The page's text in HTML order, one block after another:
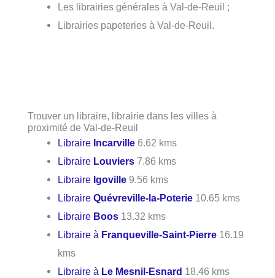
Les librairies générales à Val-de-Reuil ;
Librairies papeteries à Val-de-Reuil.
Trouver un libraire, librairie dans les villes à
proximité de Val-de-Reuil
Libraire Incarville 6.62 kms
Libraire Louviers 7.86 kms
Libraire Igoville 9.56 kms
LibraireQuévreville-la-Poterie 10.65 kms
Libraire Boos 13.32 kms
Libraire à Franqueville-Saint-Pierre 16.19
kms
Libraire à Le Mesnil-Esnard 18.46 kms